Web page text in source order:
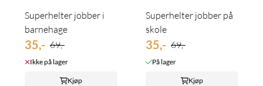
Superhelter jobber i
barnehage
35,- 69,-
Ikke på lager
Kjøp
Superhelter jobber på
skole
35,- 69,-
På lager
Kjøp